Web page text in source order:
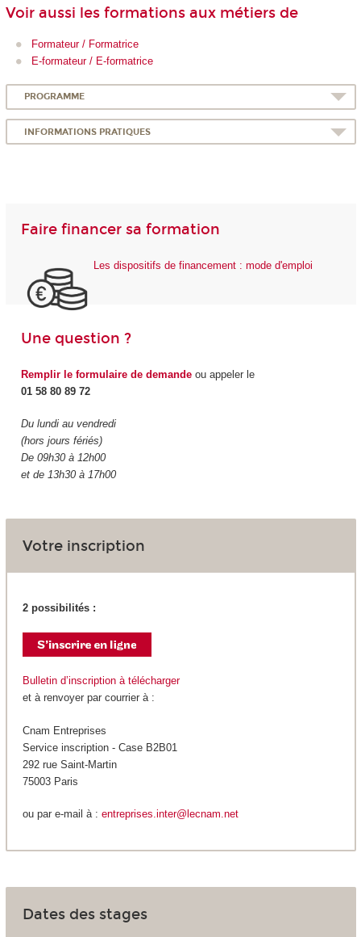
Voir aussi les formations aux métiers de
Formateur / Formatrice
E-formateur / E-formatrice
PROGRAMME
INFORMATIONS PRATIQUES
Faire financer sa formation
Les dispositifs de financement : mode d'emploi
Une question ?
Remplir le formulaire de demandeou appeler le
01 58 80 89 72
Du lundi au vendredi
(hors jours fériés)
De 09h30 à 12h00
et de 13h30 à 17h00
Votre inscription
2 possibilités :
Bulletin d’inscription à télécharger
et à renvoyer par courrier à :
Cnam Entreprises
Service inscription - Case B2B01
292 rue Saint-Martin
75003 Paris
ou par e-mail à : entreprises.inter@lecnam.net
Dates des stages